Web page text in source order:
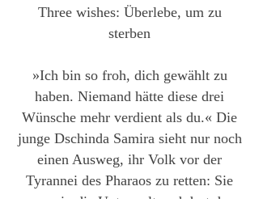
Three wishes: Überlebe, um zu
sterben
»Ich bin so froh, dich gewählt zu
haben. Niemand hätte diese drei
Wünsche mehr verdient als du.« Die
junge Dschinda Samira sieht nur noch
einen Ausweg, ihr Volk vor der
Tyrannei des Pharaos zu retten: Sie